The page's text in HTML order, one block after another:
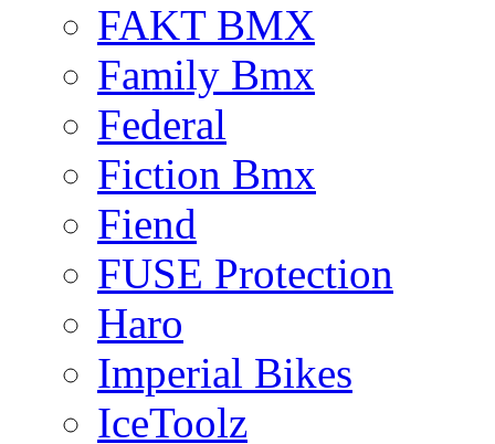
FAKT BMX
Family Bmx
Federal
Fiction Bmx
Fiend
FUSE Protection
Haro
Imperial Bikes
IceToolz